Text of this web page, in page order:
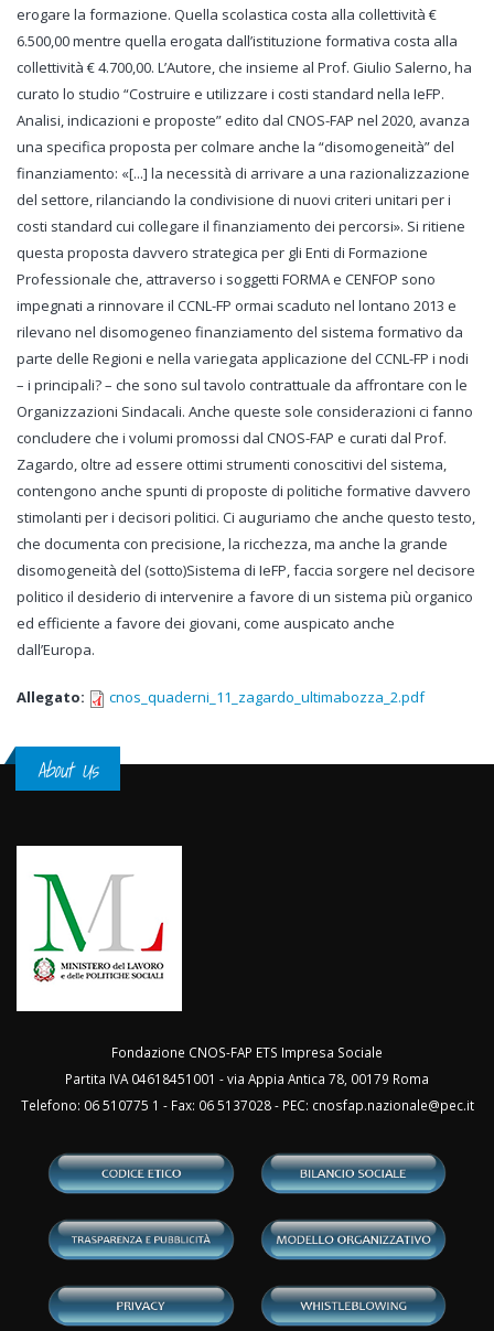
erogare la formazione. Quella scolastica costa alla collettività €
6.500,00 mentre quella erogata dall’istituzione formativa costa alla
collettività € 4.700,00. L’Autore, che insieme al Prof. Giulio Salerno, ha
curato lo studio “Costruire e utilizzare i costi standard nella IeFP.
Analisi, indicazioni e proposte” edito dal CNOS-FAP nel 2020, avanza
una specifica proposta per colmare anche la “disomogeneità” del
finanziamento: «[...] la necessità di arrivare a una razionalizzazione
del settore, rilanciando la condivisione di nuovi criteri unitari per i
costi standard cui collegare il finanziamento dei percorsi». Si ritiene
questa proposta davvero strategica per gli Enti di Formazione
Professionale che, attraverso i soggetti FORMA e CENFOP sono
impegnati a rinnovare il CCNL-FP ormai scaduto nel lontano 2013 e
rilevano nel disomogeneo finanziamento del sistema formativo da
parte delle Regioni e nella variegata applicazione del CCNL-FP i nodi
– i principali? – che sono sul tavolo contrattuale da affrontare con le
Organizzazioni Sindacali. Anche queste sole considerazioni ci fanno
concludere che i volumi promossi dal CNOS-FAP e curati dal Prof.
Zagardo, oltre ad essere ottimi strumenti conoscitivi del sistema,
contengono anche spunti di proposte di politiche formative davvero
stimolanti per i decisori politici. Ci auguriamo che anche questo testo,
che documenta con precisione, la ricchezza, ma anche la grande
disomogeneità del (sotto)Sistema di IeFP, faccia sorgere nel decisore
politico il desiderio di intervenire a favore di un sistema più organico
ed efficiente a favore dei giovani, come auspicato anche
dall’Europa.
Allegato: cnos_quaderni_11_zagardo_ultimabozza_2.pdf
About Us
Fondazione CNOS-FAP ETS Impresa Sociale
Partita IVA 04618451001 - via Appia Antica 78, 00179 Roma
Telefono: 06 510775 1 - Fax: 06 5137028 - PEC: cnosfap.nazionale@pec.it